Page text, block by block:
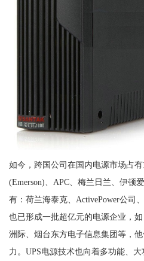
如今，跨国公司在国内电源市场占
(Emerson)、APC、梅兰日兰、伊顿
有：荷兰海泰克、ActivePower公司
也已形成一批超亿元的电源企业，
洲际、烟台东方电子信息集团等，
力。UPS电源技术也向着多功能、